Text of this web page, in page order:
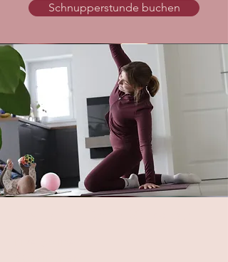
Schnupperstunde buchen